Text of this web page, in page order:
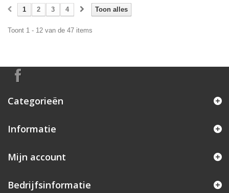
Toon alles
1 2 3 4
Toont 1 - 12 van de 47 items
Categorieën
Informatie
Mijn account
Bedrijfsinformatie